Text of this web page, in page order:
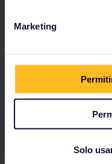
Marketing
Solo